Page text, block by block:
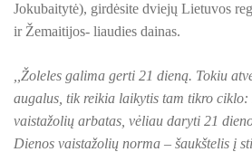
BAIGIAMAS ES PROJEKTAS
ES PROJEKTAS GENIUS
ES PROJEKTAS GENIUS
Jokubaitytė), girdėsite dviejų Lietuvos
ir Žemaitijos- liaudies dainas.
,,Žoleles galima gerti 21 dieną. Tokiu
augalus, tik reikia laikytis tam tikro
vaistažolių arbatas, vėliau daryti 21
Dienos vaistažolių norma – šaukštelis į